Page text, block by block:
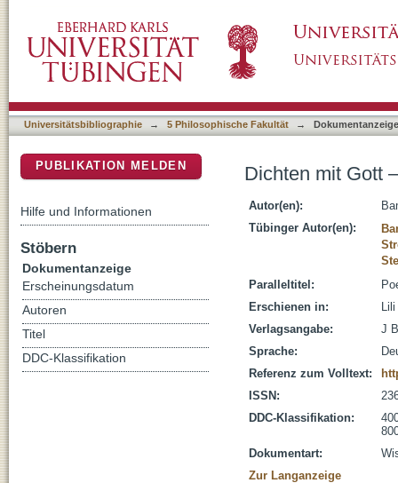
Universitätsbibliographie → 5 Philosophische Fakultät → Dokumentanzeige
Dichten mit Gott
Autor(en):
Tübinger Autor(en):
Paralleltitel:
Erschienen in:
Verlagsangabe:
J
Sprache:
Referenz zum Volltext:
ISSN:
DDC-Klassifikation:
Dokumentart:
Zur Langanzeige
PUBLIKATION MELDEN
Hilfe und Informationen
Stöbern
Dokumentanzeige
Erscheinungsdatum
Autoren
Titel
DDC-Klassifikation